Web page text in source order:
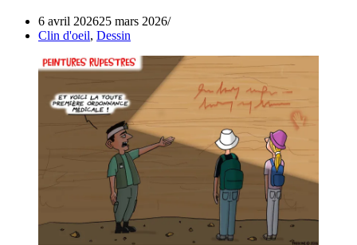
6 avril 202625 mars 2026
Clin d'oeil, Dessin